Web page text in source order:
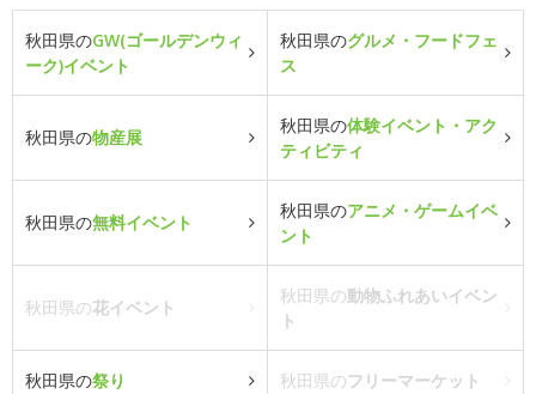
秋田県のGW(ゴールデンウィ
ーク)イベント
秋田県のグルメ・フードフェ
ス
秋田県の物産展
秋田県の体験イベント・アク
ティビティ
秋田県の無料イベント
秋田県のアニメ・ゲームイベ
ント
秋田県の花イベント
秋田県の動物ふれあいイベン
ト
秋田県の祭り 秋田県のフリーマーケット